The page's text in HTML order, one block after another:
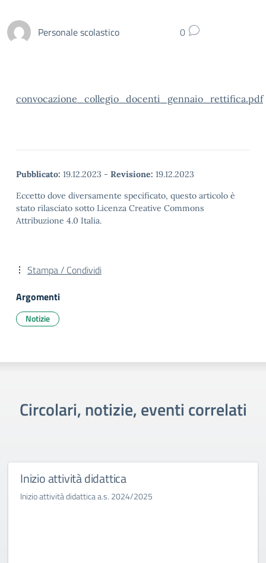
Personale scolastico 0
convocazione_collegio_docenti_gennaio_rettifica.pdf
Pubblicato: 19.12.2023 - Revisione: 19.12.2023
Eccetto dove diversamente specificato, questo articolo è
stato rilasciato sotto Licenza Creative Commons
Attribuzione 4.0 Italia.
Stampa / Condividi
Argomenti
Notizie
Circolari, notizie, eventi correlati
Inizio attività didattica
Inizio attività didattica a.s. 2024/2025